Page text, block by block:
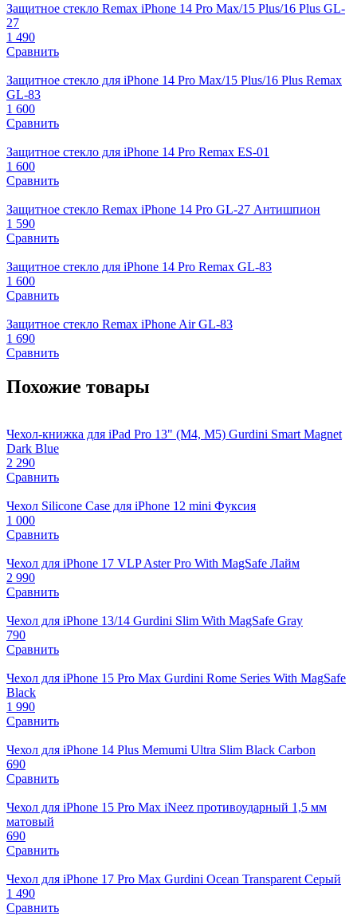
Защитное стекло Remax iPhone 14 Pro Max/15 Plus/16 Plus GL-
27
1 490
Сравнить
Защитное стекло для iPhone 14 Pro Max/15 Plus/16 Plus Remax
GL-83
1 600
Сравнить
Защитное стекло для iPhone 14 Pro Remax ES-01
1 600
Сравнить
Защитное стекло Remax iPhone 14 Pro GL-27 Антишпион
1 590
Сравнить
Защитное стекло для iPhone 14 Pro Remax GL-83
1 600
Сравнить
Защитное стекло Remax iPhone Air GL-83
1 690
Сравнить
Похожие товары
Чехол-книжка для iPad Pro 13" (M4, M5) Gurdini Smart Magnet
Dark Blue
2 290
Сравнить
Чехол Silicone Case для iPhone 12 mini Фуксия
1 000
Сравнить
Чехол для iPhone 17 VLP Aster Pro With MagSafe Лайм
2 990
Сравнить
Чехол для iPhone 13/14 Gurdini Slim With MagSafe Gray
790
Сравнить
Чехол для iPhone 15 Pro Max Gurdini Rome Series With MagSafe
Black
1 990
Сравнить
Чехол для iPhone 14 Plus Memumi Ultra Slim Black Carbon
690
Сравнить
Чехол для iPhone 15 Pro Мах iNeez противоударный 1,5 мм
матовый
690
Сравнить
Чехол для iPhone 17 Pro Max Gurdini Ocean Transparent Серый
1 490
Сравнить